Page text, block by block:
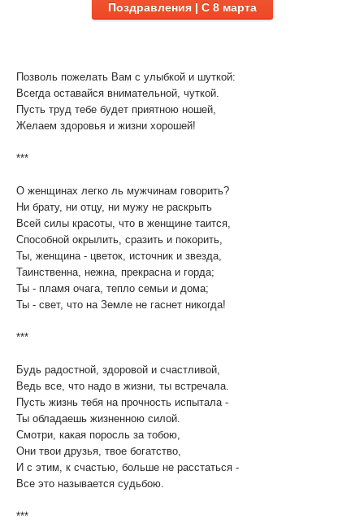
Поздравления | C 8 марта
Позволь пожелать Вам с улыбкой и шуткой:
Всегда оставайся внимательной, чуткой.
Пусть труд тебе будет приятною ношей,
Желаем здоровья и жизни хорошей!
***
О женщинах легко ль мужчинам говорить?
Ни брату, ни отцу, ни мужу не раскрыть
Всей силы красоты, что в женщине таится,
Способной окрылить, сразить и покорить,
Ты, женщина - цветок, источник и звезда,
Таинственна, нежна, прекрасна и горда;
Ты - пламя очага, тепло семьи и дома;
Ты - свет, что на Земле не гаснет никогда!
***
Будь радостной, здоровой и счастливой,
Ведь все, что надо в жизни, ты встречала.
Пусть жизнь тебя на прочность испытала -
Ты обладаешь жизненною силой.
Смотри, какая поросль за тобою,
Они твои друзья, твое богатство,
И с этим, к счастью, больше не расстаться -
Все это называется судьбою.
***